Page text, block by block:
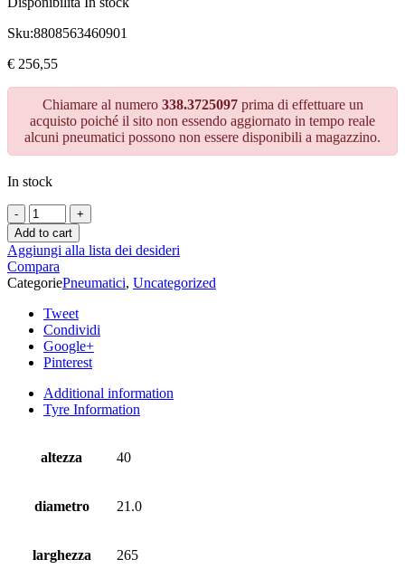
Sku:8808563460901
€ 256,55
Chiamare al numero 338.3725097prima di effettuare un
acquisto poiché il sito non essendo aggiornato in tempo reale
alcuni pneumatici possono non essere disponibili a magazzino.
In stock
Add to cart
Aggiungi alla lista dei desideri
Compara
CategoriePneumatici, Uncategorized
Tweet
Condividi
Google+
Pinterest
Additional information
Tyre Information
altezza 40
diametro 21.0
larghezza 265